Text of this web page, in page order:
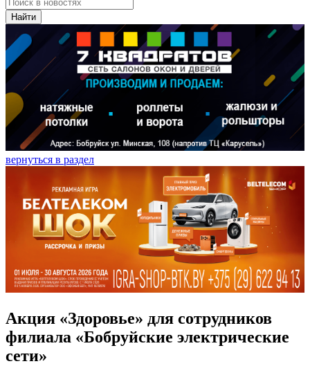
Найти
вернуться в раздел
Акция «Здоровье» для сотрудников
филиала «Бобруйские электрические
сети»